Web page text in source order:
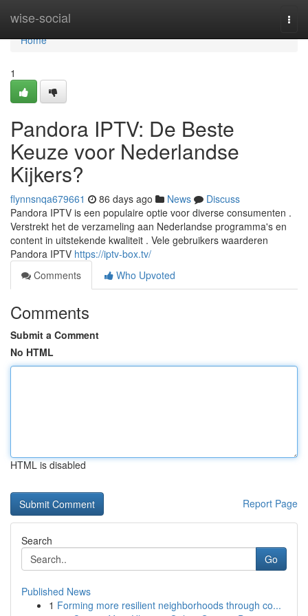
wise-social
Home
Home
1
Pandora IPTV: De Beste
Keuze voor Nederlandse
Kijkers?
flynnsnqa679661 86 days ago News
Discuss
Pandora IPTV is een populaire optie voor diverse consumenten .
Verstrekt het de verzameling aan Nederlandse programma's en
content in uitstekende kwaliteit . Vele gebruikers waarderen
Pandora IPTV https://iptv-box.tv/
Comments
Who Upvoted
Comments
Submit a Comment
No HTML
HTML is disabled
Report Page
Search
Go
Published News
1 Forming more resilient neighborhoods through co...